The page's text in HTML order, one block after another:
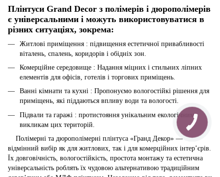
Плінтуси Grand Decor з полімерів і дюрополімерів
є універсальними і можуть використовуватися в
різних ситуаціях, зокрема:
Житлові приміщення : підвищення естетичної привабливості
віталень, спалень, коридорів і обідніх зон.
Комерційне середовище : Надання міцних і стильних ліпних
елементів для офісів, готелів і торгових приміщень.
Ванні кімнати та кухні : Пропонуємо вологостійкі рішення для
приміщень, які піддаються впливу води та вологості.
Підвали та гаражі : протистояння унікальним екологічним
викликам цих територій.
Полімерні та дюрополімерні плінтуса «Гранд Декор» —
відмінний вибір як для житлових, так і для комерційних інтер’єрів.
Їх довговічність, вологостійкість, простота монтажу та естетична
універсальність роблять їх чудовою альтернативою традиційним